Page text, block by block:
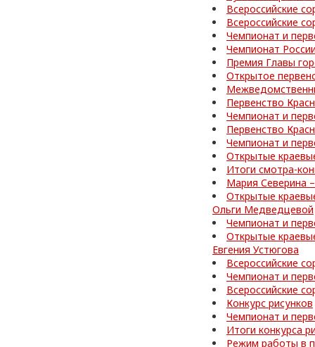
Всероссийские
Всероссийские
Чемпионат и
Чемпионат
Премия Главы
Открытое
Первенство
Чемпионат и
Первенство
Чемпионат и
Открытые
Итоги смотра-
Мария Северина
Открытые
Ольги Медведцевой
Чемпионат и
Открытые
Евгения Устюгова
Всероссийские
Чемпионат и
Всероссийские
Конкурс рисунков
Чемпионат и
Итоги конкурса
Режим работы в